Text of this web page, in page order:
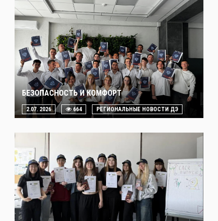
БЕЗОПАСНОСТЬ И КОМФОРТ
2.07. 2026 664 РЕГИОНАЛЬНЫЕ НОВОСТИ ДЭ